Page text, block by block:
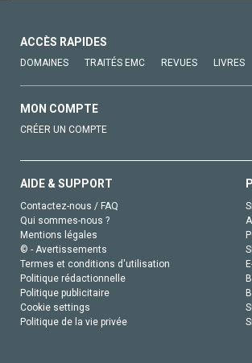
ACCÈS RAPIDES
DOMAINES TRAITÉS EMC REVUES LIVRES
MON COMPTE
CRÉER UN COMPTE
AIDE & SUPPORT
Contactez-nous / FAQ
Qui sommes-nous ?
Mentions légales
© - Avertissements
Termes et conditions d'utilisation
Politique rédactionnelle
Politique publicitaire
Cookie settings
Politique de la vie privée